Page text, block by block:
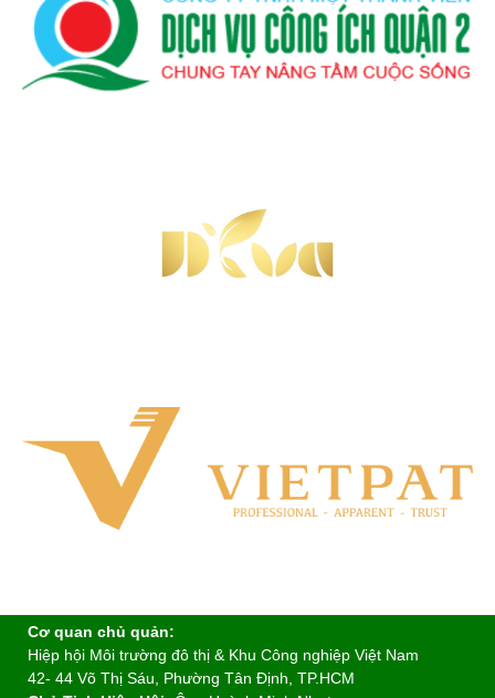
Cơ quan chủ quản:
Hiệp hội Môi trường đô thị & Khu Công nghiệp Việt Nam
42- 44 Võ Thị Sáu, Phường Tân Định, TP.HCM